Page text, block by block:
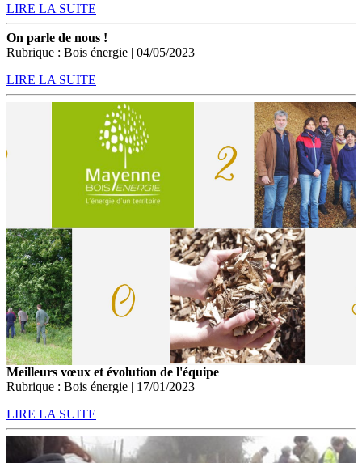
LIRE LA SUITE
On parle de nous !
Rubrique : Bois énergie | 04/05/2023
LIRE LA SUITE
Meilleurs vœux et évolution de l'équipe
Rubrique : Bois énergie | 17/01/2023
LIRE LA SUITE